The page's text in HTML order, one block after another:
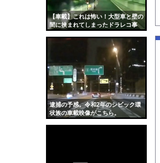
【車載】これは怖い！大型車と壁の
間に挟まれてしまったドラレコ事
逮捕の予感。令和2年のシビック環
状族の車載映像がこちら。